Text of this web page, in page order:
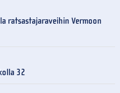
ratsastajaraveihin Vermoon
32